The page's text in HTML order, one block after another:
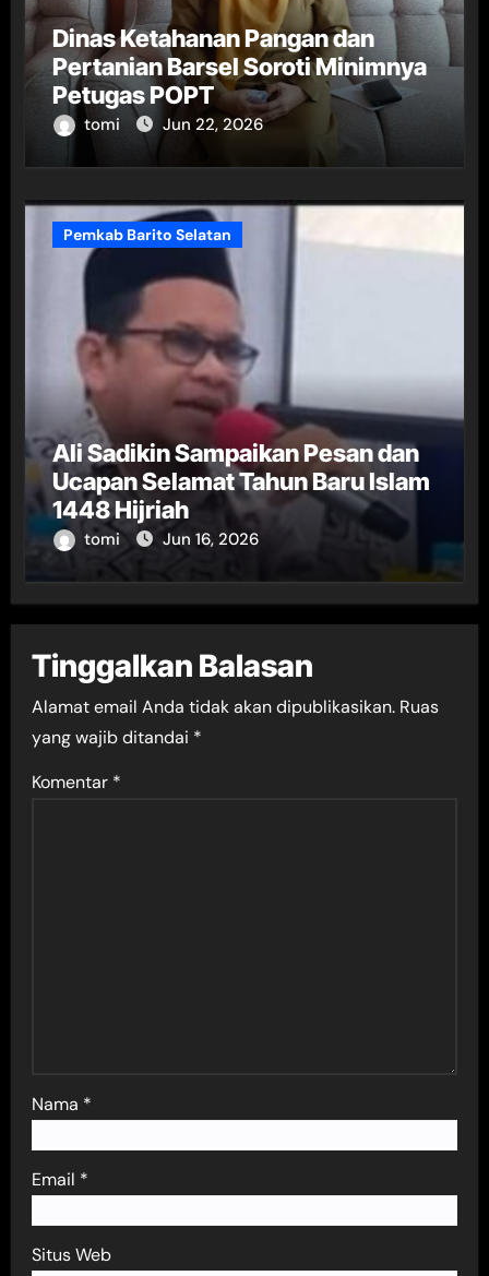
Dinas Ketahanan Pangan dan
Pertanian Barsel Soroti Minimnya
Petugas POPT
tomi Jun 22, 2026
Pemkab Barito Selatan
Ali Sadikin Sampaikan Pesan dan
Ucapan Selamat Tahun Baru Islam
1448 Hijriah
tomi Jun 16, 2026
Tinggalkan Balasan
Alamat email Anda tidak akan dipublikasikan. Ruas
yang wajib ditandai *
Komentar *
Nama *
Email *
Situs Web